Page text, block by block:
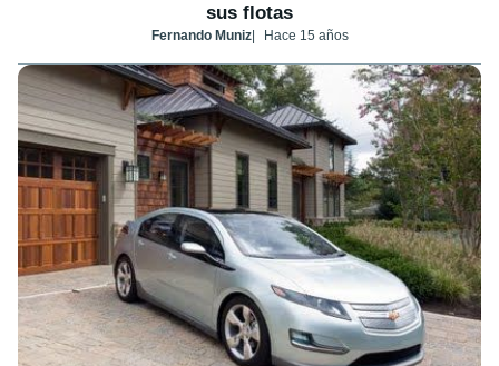
sus flotas
Fernando Muniz Hace 15 años